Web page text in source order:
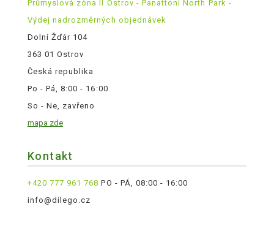
Průmyslová zóna II Ostrov - Panattoni North Park -
Výdej nadrozměrných objednávek
Dolní Žďár 104
363 01 Ostrov
Česká republika
Po - Pá, 8:00 - 16:00
So - Ne, zavřeno
mapa zde
Kontakt
+420 777 961 768 PO - PÁ, 08:00 - 16:00
info@dilego.cz